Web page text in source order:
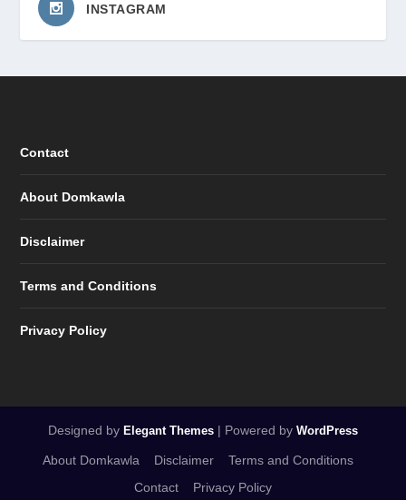
INSTAGRAM
Contact
About Domkawla
Disclaimer
Terms and Conditions
Privacy Policy
Designed by Elegant Themes | Powered by WordPress
About Domkawla Disclaimer
Terms and Conditions
Contact
Privacy Policy